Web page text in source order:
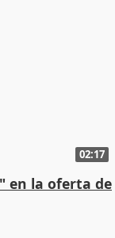
02:17
en la oferta de